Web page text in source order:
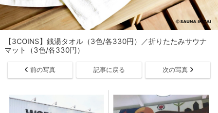
【3COINS】銭湯タオル（3色/各330円）／折りたたみサウナ
マット（3色/各330円）
前の写真 記事に戻る 次の写真